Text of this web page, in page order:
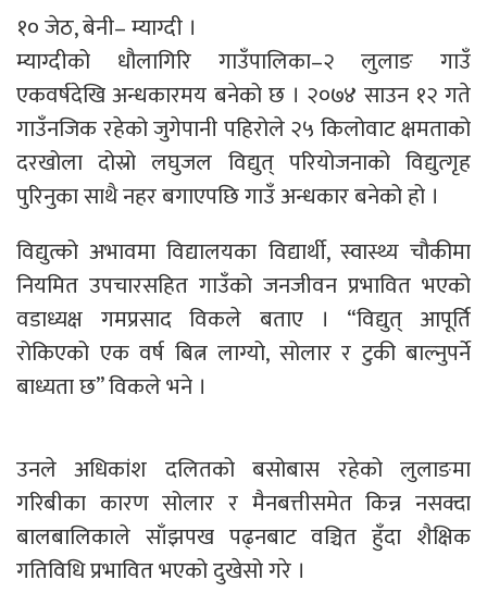
१० जेठ, बेनी– म्याग्दी ।
म्याग्दीको धौलागिरि गाउँपालिका–२ लुलाङ गाउँ
एकवर्षदेखि अन्धकारमय बनेको छ । २०७४ साउन १२ गते
गाउँनजिक रहेको जुगेपानी पहिरोले २५ किलोवाट क्षमताको
दरखोला दोस्रो लघुजल विद्युत् परियोजनाको विद्युत्गृह
पुरिनुका साथै नहर बगाएपछि गाउँ अन्धकार बनेको हो ।
विद्युत्को अभावमा विद्यालयका विद्यार्थी, स्वास्थ्य चौकीमा
नियमित उपचारसहित गाउँको जनजीवन प्रभावित भएको
वडाध्यक्ष गमप्रसाद विकले बताए । “विद्युत् आपूर्ति
रोकिएको एक वर्ष बित्न लाग्यो, सोलार र टुकी बाल्नुपर्ने
बाध्यता छ” विकले भने ।
उनले अधिकांश दलितको बसोबास रहेको लुलाङमा
गरिबीका कारण सोलार र मैनबत्तीसमेत किन्न नसक्दा
बालबालिकाले साँझपख पढ्नबाट वञ्चित हुँदा शैक्षिक
गतिविधि प्रभावित भएको दुखेसो गरे ।